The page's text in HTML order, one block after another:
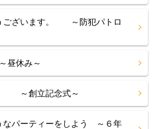
ございます。 ～防犯パトロ
休み～
～創立記念式～
なパーティーをしよう ～６年